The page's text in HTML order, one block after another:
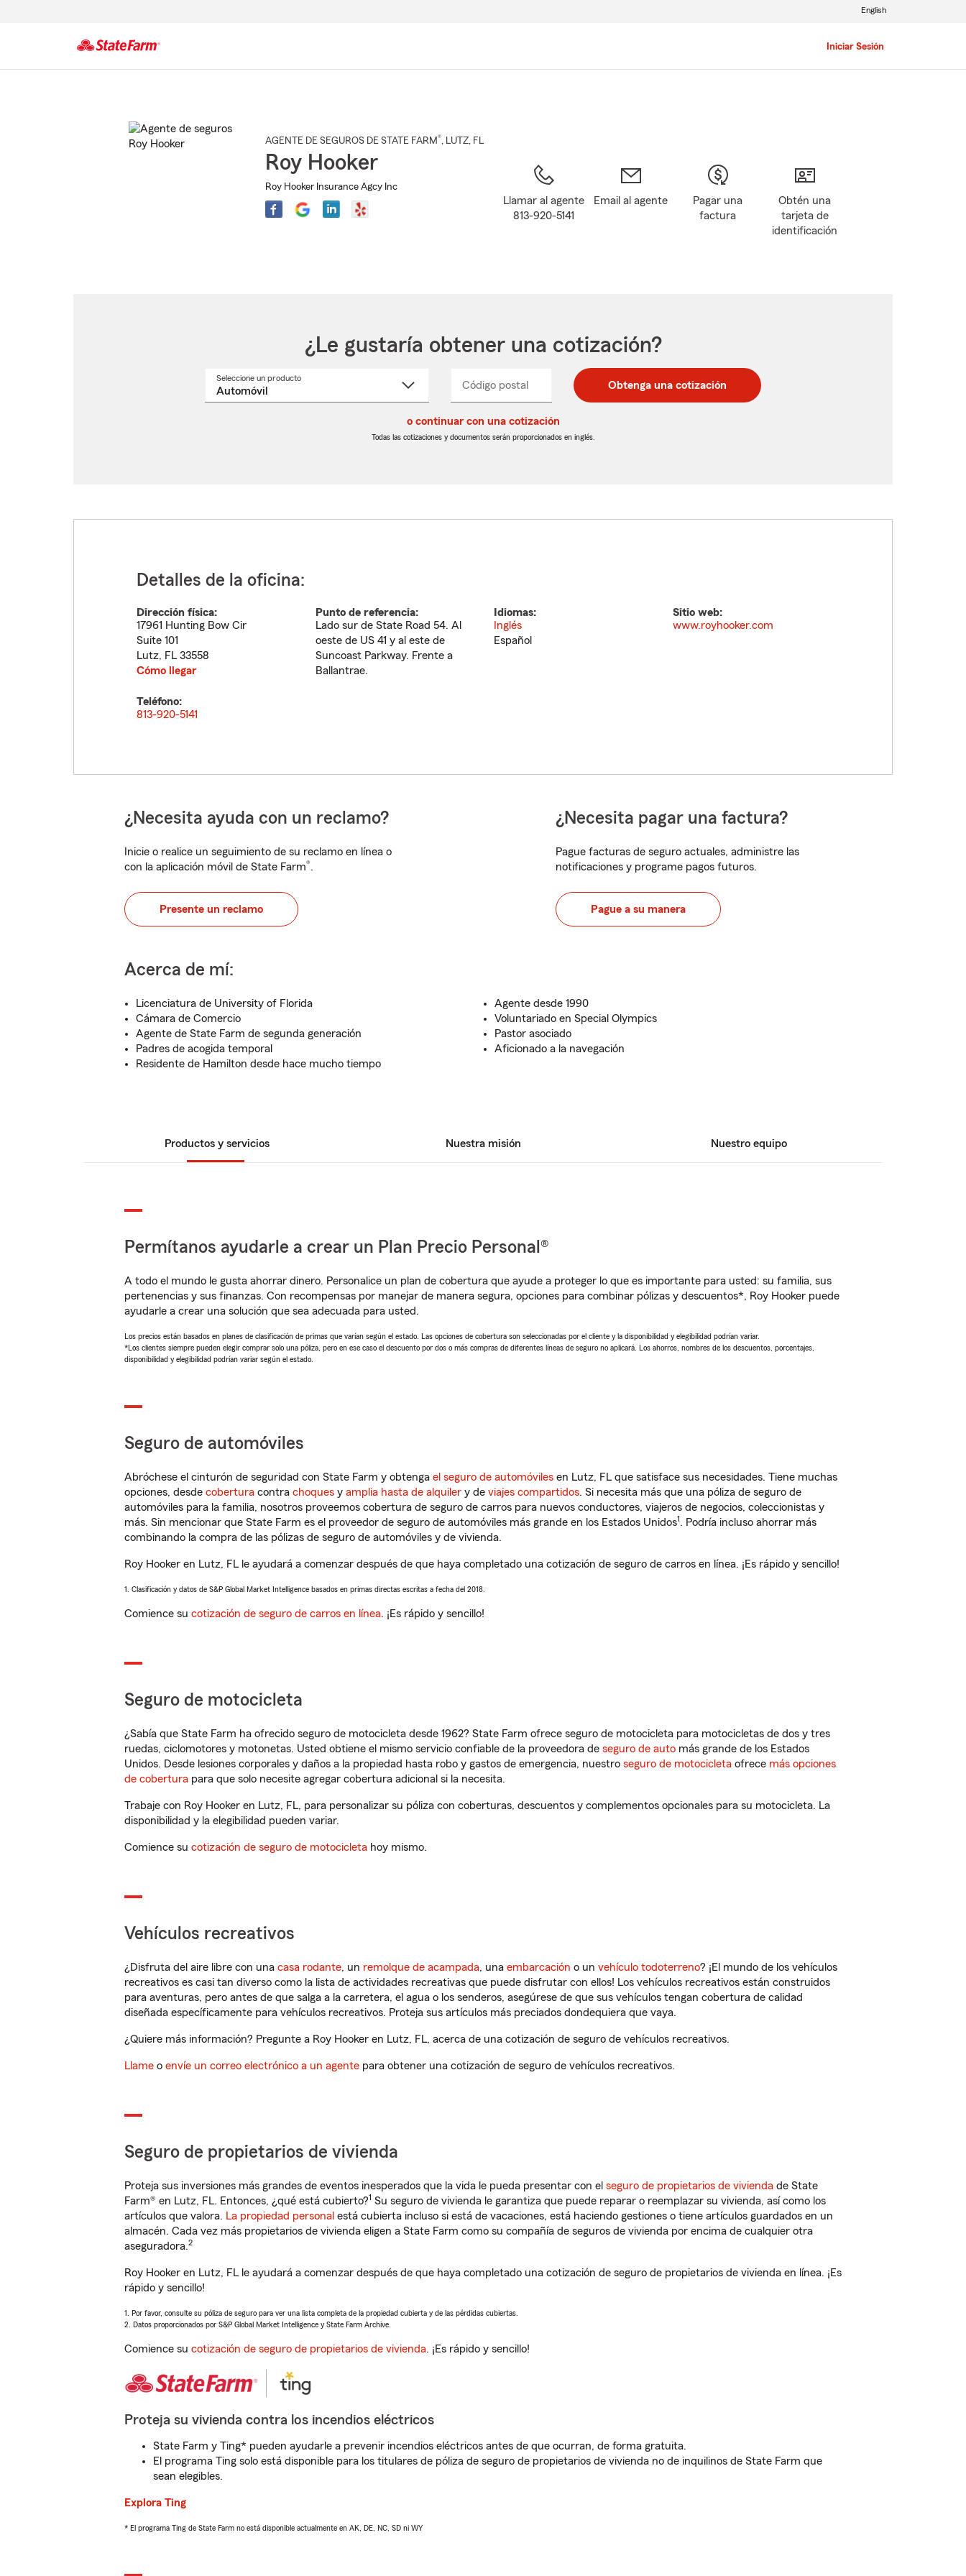
Iniciar Sesión
English
AGENTE DE SEGUROS DE STATE FARM®, LUTZ, FL
Roy Hooker
Roy Hooker Insurance Agcy Inc
Llamar al agente
813-920-5141
Email al agente
Pagar una
factura
Obtén una
tarjeta de
identificación
¿Le gustaría obtener una cotización?
Seleccione un productoSeleccione
Código postal
postal
de
postal
de
_____ Obtenga una cotización
o continuar con una cotización
Todas las cotizaciones y documentos serán proporcionados en inglés.
Detalles de la oficina:
Dirección física:
17961 Hunting Bow Cir
Suite 101
Lutz, FL 33558
Cómo llegar
Punto de referencia:
Lado sur de State Road 54. Al
oeste de US 41 y al este de
Suncoast Parkway. Frente a
Ballantrae.
Idiomas:
Inglés
Español
Sitio web:
www.royhooker.com
Teléfono:
813-920-5141
¿Necesita ayuda con un reclamo?
Inicie o realice un seguimiento de su reclamo en línea o
con la aplicación móvil de State Farm®.
Presente un reclamo
¿Necesita pagar una factura?
Pague facturas de seguro actuales, administre las
notificaciones y programe pagos futuros.
Pague a su manera
Acerca de mí:
Licenciatura de University of Florida
Cámara de Comercio
Agente de State Farm de segunda generación
Padres de acogida temporal
Residente de Hamilton desde hace mucho tiempo
Agente desde 1990
Voluntariado en Special Olympics
Pastor asociado
Aficionado a la navegación
Productos y servicios Nuestra misión Nuestro equipo
Permítanos ayudarle a crear un Plan Precio Personal®
A todo el mundo le gusta ahorrar dinero. Personalice un plan de cobertura que ayude a proteger lo que es importante para usted: su familia, sus
pertenencias y sus finanzas. Con recompensas por manejar de manera segura, opciones para combinar pólizas y descuentos*, Roy Hooker puede
ayudarle a crear una solución que sea adecuada para usted.
Los precios están basados en planes de clasificación de primas que varían según el estado. Las opciones de cobertura son seleccionadas por el cliente y la disponibilidad y elegibilidad podrían variar.
*Los clientes siempre pueden elegir comprar solo una póliza, pero en ese caso el descuento por dos o más compras de diferentes líneas de seguro no aplicará. Los ahorros, nombres de los descuentos, porcentajes,
disponibilidad y elegibilidad podrían variar según el estado.
Seguro de automóviles
Abróchese el cinturón de seguridad con State Farm y obtenga el seguro de automóviles en Lutz, FL que satisface sus necesidades. Tiene muchas
opciones, desde cobertura contra choques y amplia hasta de alquiler y de viajes compartidos. Si necesita más que una póliza de seguro de
automóviles para la familia, nosotros proveemos cobertura de seguro de carros para nuevos conductores, viajeros de negocios, coleccionistas y
más. Sin mencionar que State Farm es el proveedor de seguro de automóviles más grande en los Estados Unidos1. Podría incluso ahorrar más
combinando la compra de las pólizas de seguro de automóviles y de vivienda.
Roy Hooker en Lutz, FL le ayudará a comenzar después de que haya completado una cotización de seguro de carros en línea. ¡Es rápido y sencillo!
1. Clasificación y datos de S&P Global Market Intelligence basados en primas directas escritas a fecha del 2018.
Comience su cotización de seguro de carros en línea. ¡Es rápido y sencillo!
Seguro de motocicleta
¿Sabía que State Farm ha ofrecido seguro de motocicleta desde 1962? State Farm ofrece seguro de motocicleta para motocicletas de dos y tres
ruedas, ciclomotores y motonetas. Usted obtiene el mismo servicio confiable de la proveedora de seguro de auto más grande de los Estados
Unidos. Desde lesiones corporales y daños a la propiedad hasta robo y gastos de emergencia, nuestro seguro de motocicleta ofrece más opciones
de cobertura para que solo necesite agregar cobertura adicional si la necesita.
Trabaje con Roy Hooker en Lutz, FL, para personalizar su póliza con coberturas, descuentos y complementos opcionales para su motocicleta. La
disponibilidad y la elegibilidad pueden variar.
Comience su cotización de seguro de motocicleta hoy mismo.
Vehículos recreativos
¿Disfruta del aire libre con una casa rodante, un remolque de acampada, una embarcación o un vehículo todoterreno? ¡El mundo de los vehículos
recreativos es casi tan diverso como la lista de actividades recreativas que puede disfrutar con ellos! Los vehículos recreativos están construidos
para aventuras, pero antes de que salga a la carretera, el agua o los senderos, asegúrese de que sus vehículos tengan cobertura de calidad
diseñada específicamente para vehículos recreativos. Proteja sus artículos más preciados dondequiera que vaya.
¿Quiere más información? Pregunte a Roy Hooker en Lutz, FL, acerca de una cotización de seguro de vehículos recreativos.
Llame o envíe un correo electrónico a un agente para obtener una cotización de seguro de vehículos recreativos.
Seguro de propietarios de vivienda
Proteja sus inversiones más grandes de eventos inesperados que la vida le pueda presentar con el seguro de propietarios de vivienda de State
Farm® en Lutz, FL. Entonces, ¿qué está cubierto?1 Su seguro de vivienda le garantiza que puede reparar o reemplazar su vivienda, así como los
artículos que valora. La propiedad personal está cubierta incluso si está de vacaciones, está haciendo gestiones o tiene artículos guardados en un
almacén. Cada vez más propietarios de vivienda eligen a State Farm como su compañía de seguros de vivienda por encima de cualquier otra
aseguradora.2
Roy Hooker en Lutz, FL le ayudará a comenzar después de que haya completado una cotización de seguro de propietarios de vivienda en línea. ¡Es
rápido y sencillo!
1. Por favor, consulte su póliza de seguro para ver una lista completa de la propiedad cubierta y de las pérdidas cubiertas.
2. Datos proporcionados por S&P Global Market Intelligence y State Farm Archive.
Comience su cotización de seguro de propietarios de vivienda. ¡Es rápido y sencillo!
Proteja su vivienda contra los incendios eléctricos
State Farm y Ting* pueden ayudarle a prevenir incendios eléctricos antes de que ocurran, de forma gratuita.
El programa Ting solo está disponible para los titulares de póliza de seguro de propietarios de vivienda no de inquilinos de State Farm que
sean elegibles.
Explora Ting
* El programa Ting de State Farm no está disponible actualmente en AK, DE, NC, SD ni WY